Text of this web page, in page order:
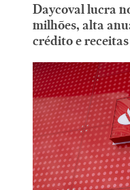
Daycoval lucra
milhões, alta
crédito e receitas